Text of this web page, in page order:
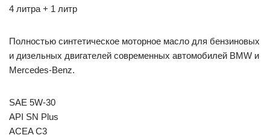
4 литра + 1 литр
Полностью синтетическое моторное масло для бензиновых
и дизельных двигателей современных автомобилей BMW и
Mercedes-Benz.
SAE 5W-30
API SN Plus
ACEA C3